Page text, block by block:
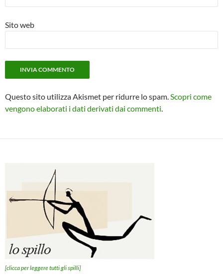
Sito web
Questo sito utilizza Akismet per ridurre lo spam. Scopri come
vengono elaborati i dati derivati dai commenti
[clicca per leggere tutti gli spilli]